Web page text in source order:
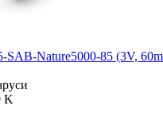
SAB-Nature5000-85 (3V,
K